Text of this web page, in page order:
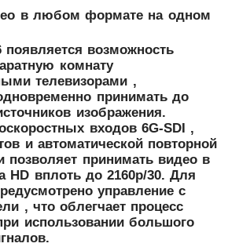
в любом формате на одном
возможность
комнату
телевизорами ,
принимать до
изображения.
входов 6G-SDI ,
и автоматической повторной
позволяет принимать видео в
HD вплоть до 2160p/30. Для
управление с
, что облегчает процесс
использовании большого